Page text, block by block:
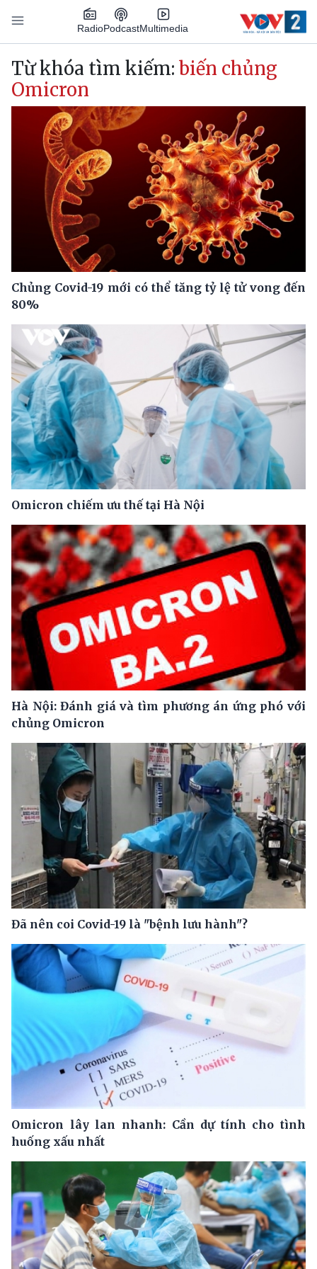
Nhảy đến nội dung
RadioPodcastMultimedia
Main navigation
Từ khóa tìm kiếm: biến chủng
Omicron
Chủng Covid-19 mới có thể tăng tỷ lệ tử vong đến
80%
Omicron chiếm ưu thế tại Hà Nội
Hà Nội: Đánh giá và tìm phương án ứng phó với
chủng Omicron
Đã nên coi Covid-19 là "bệnh lưu hành"?
Omicron lây lan nhanh: Cần dự tính cho tình
huống xấu nhất